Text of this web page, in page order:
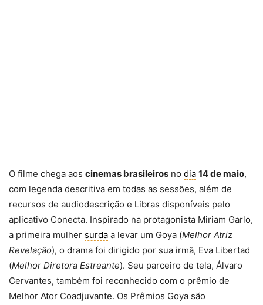
O filme chega aos cinemas brasileiros no dia 14 de maio,
com legenda descritiva em todas as sessões, além de
recursos de audiodescrição e Libras disponíveis pelo
aplicativo Conecta. Inspirado na protagonista Miriam Garlo,
a primeira mulher surda a levar um Goya (Melhor Atriz
Revelação), o drama foi dirigido por sua irmã, Eva Libertad
(Melhor Diretora Estreante). Seu parceiro de tela, Álvaro
Cervantes, também foi reconhecido com o prêmio de
Melhor Ator Coadjuvante. Os Prêmios Goya são